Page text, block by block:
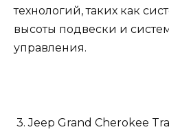
технологий, таких как
высоты подвески и
управления.
3. Jeep Grand Cherokee